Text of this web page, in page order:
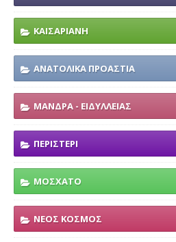
ΚΑΙΣΑΡΙΑΝΗ
ΑΝΑΤΟΛΙΚΑ ΠΡΟΑΣΤΙΑ
ΜΑΝΔΡΑ - ΕΙΔΥΛΛΕΙΑΣ
ΠΕΡΙΣΤΕΡΙ
ΜΟΣΧΑΤΟ
ΝΕΟΣ ΚΟΣΜΟΣ